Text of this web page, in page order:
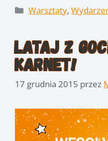
Kategorie
Warsztaty,
Lataj z
karnet!
17 grudnia 2015 przez